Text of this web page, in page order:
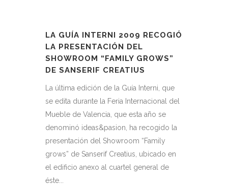
LA GUÍA INTERNI 2009 RECOGIÓ
LA PRESENTACIÓN DEL
SHOWROOM “FAMILY GROWS”
DE SANSERIF CREATIUS
La última edición de la Guía Interni, que
se edita durante la Feria Internacional del
Mueble de Valencia, que esta año se
denominó ideas&pasion, ha recogido la
presentación del Showroom “Family
grows” de Sanserif Creatius, ubicado en
el edificio anexo al cuartel general de
éste...